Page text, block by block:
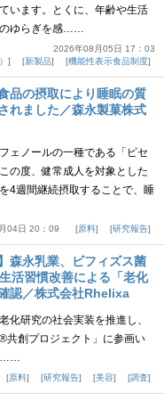
います。とくに、年齢や生活
のゆらぎを感……
2026年08月05日 17：03
新製品 機能性表示食品制度
品の摂取により睡眠の質
れました／森永製菓株式
ェノールの一種である「ピセ
の度、健常成人を対象とした
4週間継続摂取することで、睡
04日 20：09 原料 研究報告
森永乳業、ビフィズス菌
活習慣改善による「老化
認／株式会社Rhelixa
化研究の社会実装を推進し、
共創プロジェクト」に参画い
……
原料 研究報告 美容 調査